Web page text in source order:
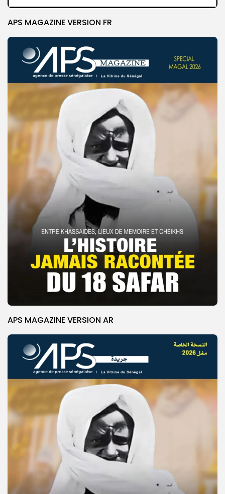
APS MAGAZINE VERSION FR
APS MAGAZINE VERSION AR